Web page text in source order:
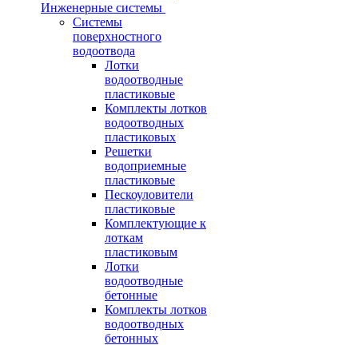
Инженерные системы
Системы
поверхностного
водоотвода
Лотки
водоотводные
пластиковые
Комплекты лотков
водоотводных
пластиковых
Решетки
водоприемные
пластиковые
Пескоуловители
пластиковые
Комплектующие к
лоткам
пластиковым
Лотки
водоотводные
бетонные
Комплекты лотков
водоотводных
бетонных